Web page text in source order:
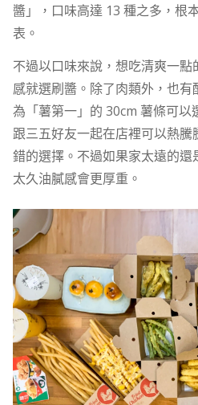
醬」，口味高達 13 種之多，根
表。
不過以口味來說，想吃清爽一
感就選刷醬。除了肉類外，也
為「薯第一」的 30cm 薯條可以
跟三五好友一起在店裡可以熱
錯的選擇。不過如果家太遠的
太久油膩感會更厚重。